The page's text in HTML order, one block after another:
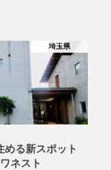
埼玉県
める新スポット
ワネスト